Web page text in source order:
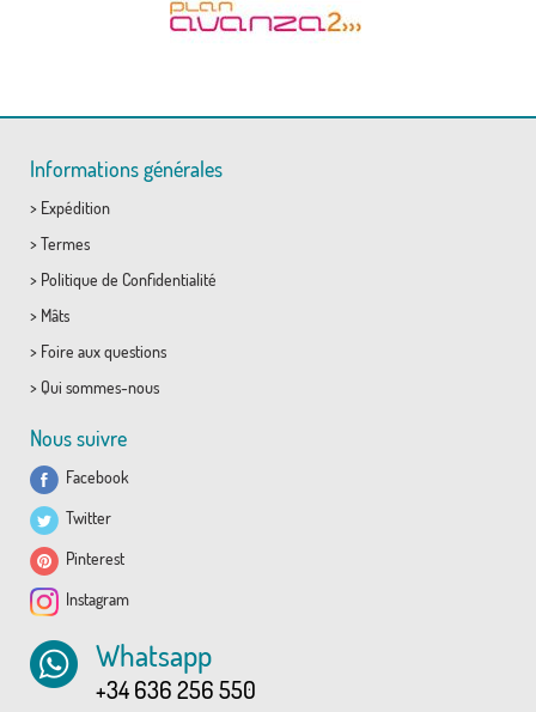
Informations générales
> Expédition
> Termes
> Politique de Confidentialité
> Mâts
> Foire aux questions
> Qui sommes-nous
Nous suivre
Facebook
Twitter
Pinterest
Instagram
Whatsapp
+34 636 256 550